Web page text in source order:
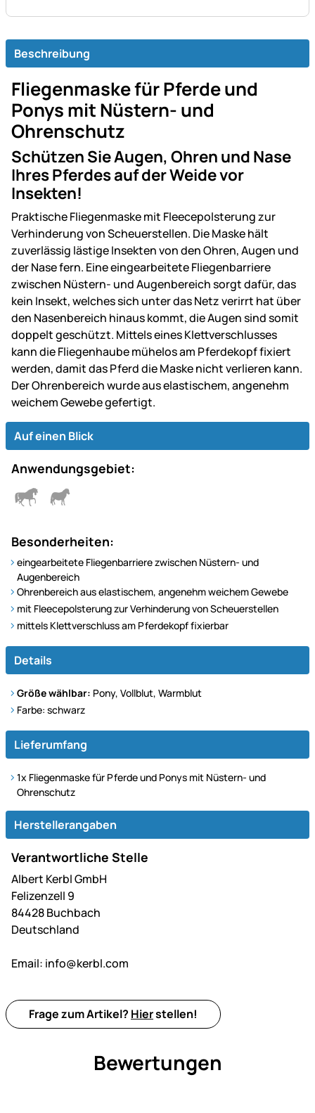
Beschreibung
Fliegenmaske für Pferde und
Ponys mit Nüstern- und
Ohrenschutz
Schützen Sie Augen, Ohren und Nase
Ihres Pferdes auf der Weide vor
Insekten!
Praktische Fliegenmaske mit Fleecepolsterung zur
Verhinderung von Scheuerstellen. Die Maske hält
zuverlässig lästige Insekten von den Ohren, Augen und
der Nase fern. Eine eingearbeitete Fliegenbarriere
zwischen Nüstern- und Augenbereich sorgt dafür, das
kein Insekt, welches sich unter das Netz verirrt hat über
den Nasenbereich hinaus kommt, die Augen sind somit
doppelt geschützt. Mittels eines Klettverschlusses
kann die Fliegenhaube mühelos am Pferdekopf fixiert
werden, damit das Pferd die Maske nicht verlieren kann.
Der Ohrenbereich wurde aus elastischem, angenehm
weichem Gewebe gefertigt.
Auf einen Blick
Anwendungsgebiet:
Besonderheiten:
eingearbeitete Fliegenbarriere zwischen Nüstern- und
Augenbereich
Ohrenbereich aus elastischem, angenehm weichem Gewebe
mit Fleecepolsterung zur Verhinderung von Scheuerstellen
mittels Klettverschluss am Pferdekopf fixierbar
Details
Größe wählbar: Pony, Vollblut, Warmblut
Farbe: schwarz
Lieferumfang
1x Fliegenmaske für Pferde und Ponys mit Nüstern- und
Ohrenschutz
Herstellerangaben
Verantwortliche Stelle
Albert Kerbl GmbH
Felizenzell 9
84428 Buchbach
Deutschland
Email: info@kerbl.com
Frage zum Artikel? Hierstellen!
Bewertungen